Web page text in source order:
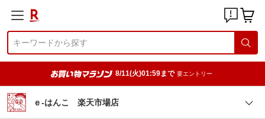
8/11(火)01:59まで 要エントリー
ｅ-はんこ 楽天市場店